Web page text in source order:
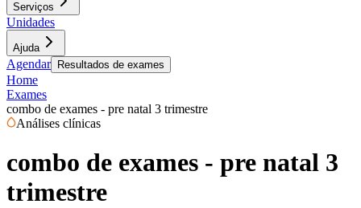
Serviços
Unidades
Ajuda
Agendar Resultados de exames
Home
Exames
combo de exames - pre natal 3 trimestre
Análises clínicas
combo de exames - pre natal 3
trimestre